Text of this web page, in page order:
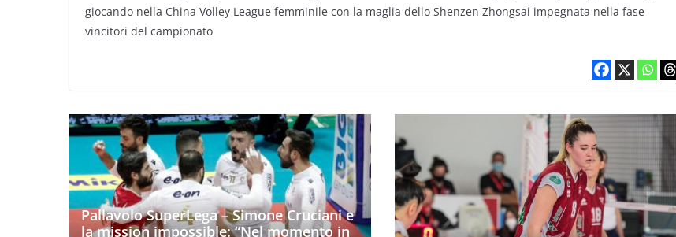
giocando nella China Volley League femminile con la maglia dello Shenzen Zhongsai impegnata nella fase
vincitori del campionato
Pallavolo SuperLega – Simone Cruciani e
la mission impossible: “Nel momento in